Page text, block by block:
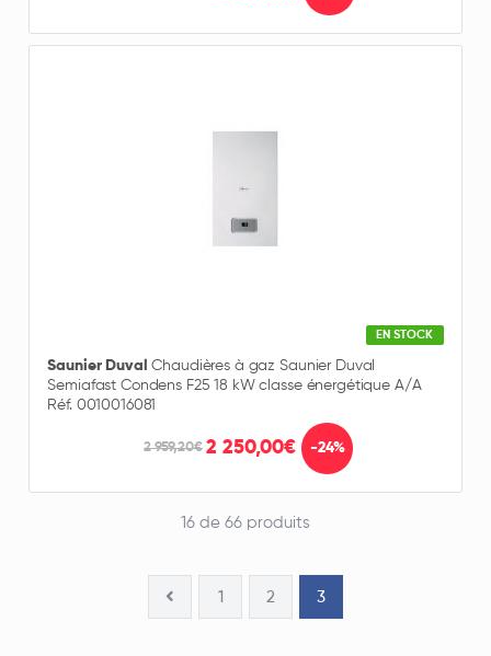
EN STOCK
Saunier Duval Chaudières à gaz Saunier Duval
Semiafast Condens F25 18 kW classe énergétique A/A
Réf. 0010016081
2 959,20€ 2 250,00€ -24%
16 de 66 produits
1 2 3